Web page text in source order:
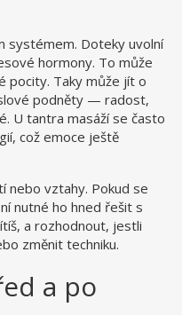
systémem. Doteky uvolní
hormony. To může
pocity. Taky může jít o
podněty — radost,
U tantra masáží se často
což emoce ještě
nebo vztahy. Pokud se
nutné ho hned řešit s
a rozhodnout, jestli
změnit techniku.
a po